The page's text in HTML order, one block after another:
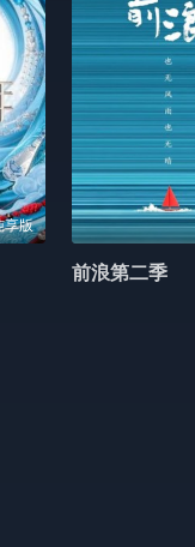
享版
前浪第二季